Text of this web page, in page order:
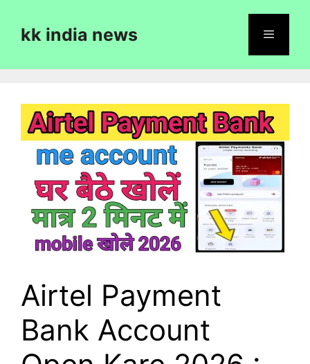
contentkk india news
Airtel Payment
Bank Account